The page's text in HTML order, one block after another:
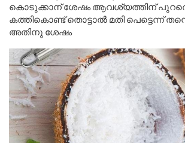
കൊടുക്കാന് ശേഷം ആവശ്യത്തിന്
കത്തികൊണ്ട് തൊട്ടാൽ മതി പെട്ടെന്ന്
അതിനു ശേഷം